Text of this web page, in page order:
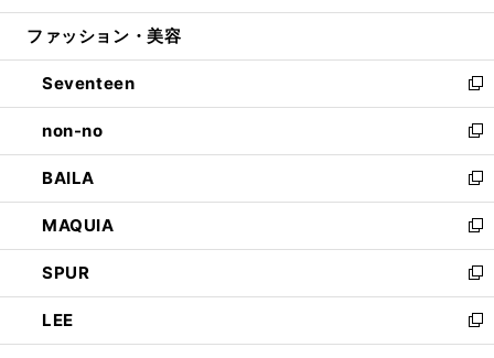
開
ウ
開
く
ン
ウ
で
開
く
ウ
ン
ド
ウ
で
開
く
ファッション・美容
Seventeen
新
し
い
ウ
ィ
ン
ド
ウ
で
開
く
non-no
新
し
い
ウ
ィ
ン
ド
ウ
で
開
BAILA
新
し
い
ウ
ィ
ン
ド
ウ
MAQUIA
新
し
い
ウ
ィ
ン
SPUR
新
し
い
ウ
LEE
新
し